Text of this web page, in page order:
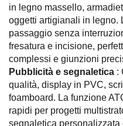
in legno massello,
oggetti artigianali in legno.
passaggio senza
fresatura e incisione,
complessi e giunzioni
Pubblicità e segnaletica :
qualità, display in PVC,
foamboard. La funzione
rapidi per progetti
segnaletica